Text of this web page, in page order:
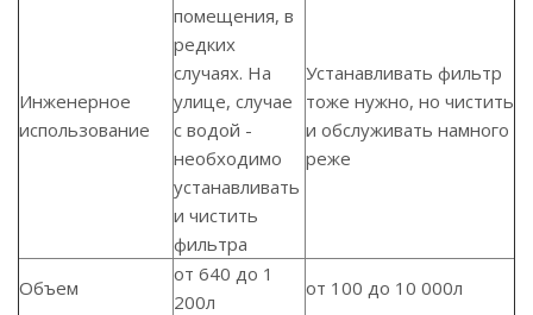
Инженерное
использование
помещения, в
редких
случаях. На
улице, случае
с водой -
необходимо
устанавливать
и чистить
фильтра
Устанавливать фильтр
тоже нужно, но чистить
и обслуживать намного
реже
Объем
от 640 до 1
200л
от 100 до 10 000л